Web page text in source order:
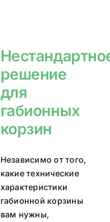
решение
для
габионных
корзин
Независимо от того,
какие технические
характеристики
габионной корзины
вам нужны,